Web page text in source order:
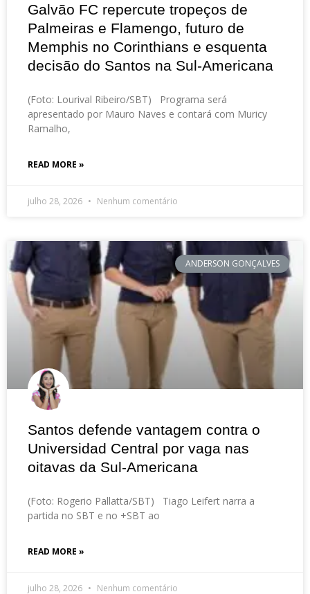
Galvão FC repercute tropeços de
Palmeiras e Flamengo, futuro de
Memphis no Corinthians e esquenta
decisão do Santos na Sul-Americana
(Foto: Lourival Ribeiro/SBT) Programa será
apresentado por Mauro Naves e contará com Muricy
Ramalho,
READ MORE »
julho 28, 2026 Nenhum comentário
ANDERSON GONÇALVES
Santos defende vantagem contra o
Universidad Central por vaga nas
oitavas da Sul-Americana
(Foto: Rogerio Pallatta/SBT) Tiago Leifert narra a
partida no SBT e no +SBT ao
READ MORE »
julho 28, 2026 Nenhum comentário